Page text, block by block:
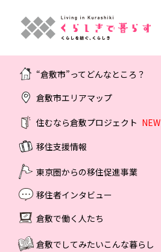
“倉敷市”ってどんなところ？
倉敷市エリアマップ
住むなら倉敷プロジェクト NEW
移住支援情報
東京圏からの移住促進事業
移住者インタビュー
倉敷で働く人たち
倉敷でしてみたいこんな暮らし